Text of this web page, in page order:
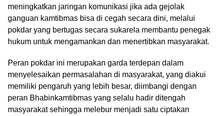
meningkatkan jaringan komunikasi jika ada gejolak
ganguan kamtibmas bisa di cegah secara dini, melalui
pokdar yang bertugas secara sukarela membantu penegak
hukum untuk mengamankan dan menertibkan masyarakat.
Peran pokdar ini merupakan garda terdepan dalam
menyelesaikan permasalahan di masyarakat, yang diakui
memiliki pengaruh yang lebih besar, diimbangi dengan
peran Bhabinkamtibmas yang selalu hadir ditengah
masyarakat sehingga melebur menjadi satu ciptakan